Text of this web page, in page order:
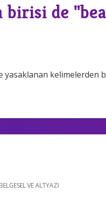
birisi de
kelimelerden
VE ALTYAZI